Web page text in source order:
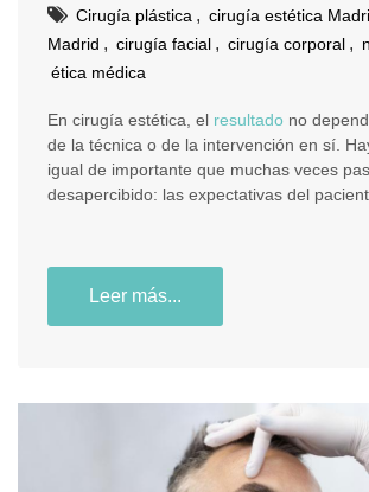
Cirugía plástica , cirugía estética
Madrid , cirugía facial , cirugía corporal ,
ética médica
En cirugía estética, el resultado no
de la técnica o de la intervención en sí.
igual de importante que muchas veces
desapercibido: las expectativas del
Leer más...